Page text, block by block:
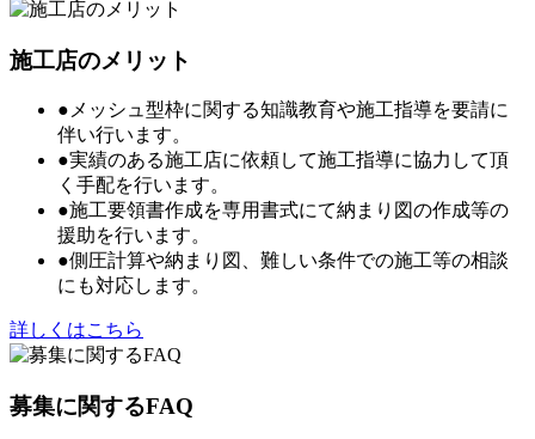
施工店のメリット
●メッシュ型枠に関する知識教育や施工指導を要請に
伴い行います。
●実績のある施工店に依頼して施工指導に協力して頂
く手配を行います。
●施工要領書作成を専用書式にて納まり図の作成等の
援助を行います。
●側圧計算や納まり図、難しい条件での施工等の相談
にも対応します。
詳しくはこちら
募集に関するFAQ